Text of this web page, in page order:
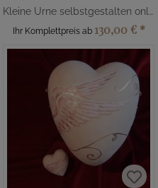
Kleine Urne selbstgestalten online
Ihr Komplettpreis ab 130,00 € *